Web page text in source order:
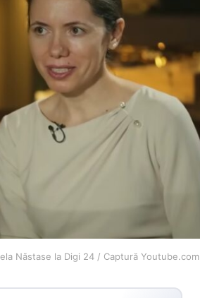
Năstase la Digi 24 / Captură Youtube.com